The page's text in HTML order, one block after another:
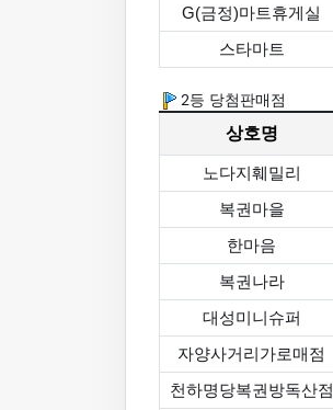
G(금정)마트휴게실
스타마트
2등 당첨판매점
상호명
노다지훼밀리
복권마을
한마음
복권나라
대성미니슈퍼
자양사거리가로매점
천하명당복권방독산점